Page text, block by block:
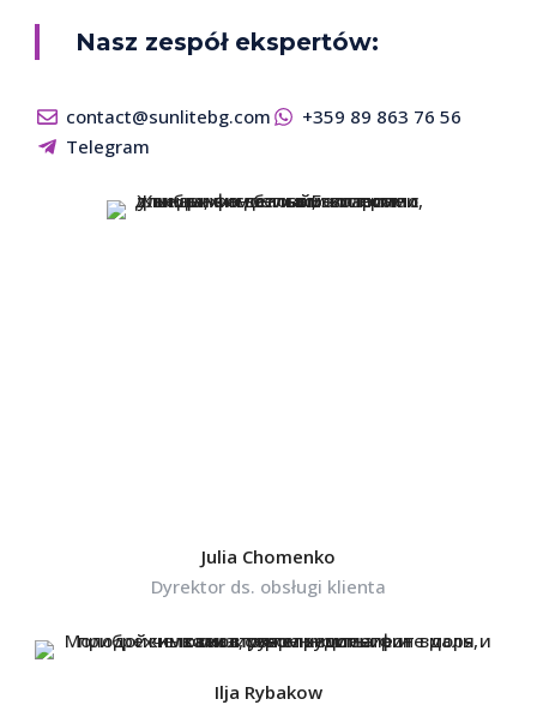
Nasz zespół ekspertów:
contact@sunlitebg.com
+359 89 863 76 56
Telegram
Julia Chomenko
Dyrektor ds. obsługi klienta
Ilja Rybakow